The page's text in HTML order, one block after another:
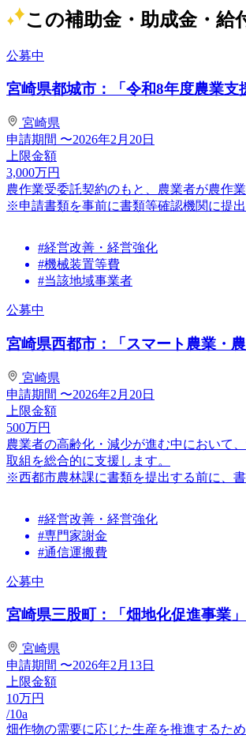
この補助金・助成金・
公募中
宮崎県都城市：「令和8年度農業支
宮崎県
申請期間 〜2026年2月20日
上限金額
3,000万円
農作業受委託契約のもと、農業者が農作
※申請書類を事前に書類等確認機関に提
#経営改善・経営強化
#機械装置等費
#当該地域事業者
公募中
宮崎県西都市：「スマート農業・
宮崎県
申請期間 〜2026年2月20日
上限金額
500万円
農業者の⾼齢化・減少が進む中において
取組を総合的に⽀援します。
※西都市農林課に書類を提出する前に、
#経営改善・経営強化
#専門家謝金
#通信運搬費
公募中
宮崎県三股町：「畑地化促進事業」
宮崎県
申請期間 〜2026年2月13日
上限金額
10万円
/10a
畑作物の需要に応じた生産を推進するた